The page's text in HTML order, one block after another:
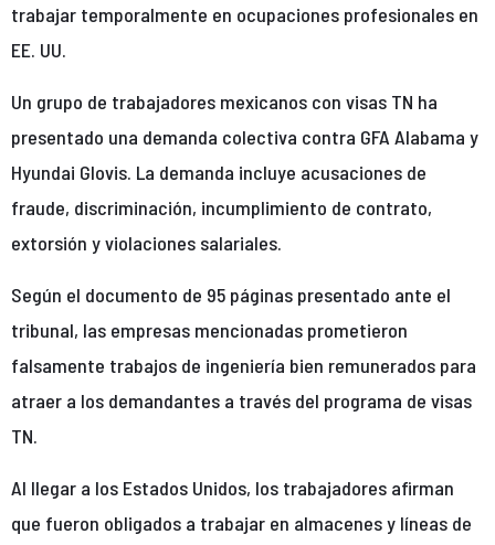
trabajar temporalmente en ocupaciones profesionales en
EE. UU.
Un grupo de trabajadores mexicanos con visas TN ha
presentado una demanda colectiva contra GFA Alabama y
Hyundai Glovis. La demanda incluye acusaciones de
fraude, discriminación, incumplimiento de contrato,
extorsión y violaciones salariales.
Según el documento de 95 páginas presentado ante el
tribunal, las empresas mencionadas prometieron
falsamente trabajos de ingeniería bien remunerados para
atraer a los demandantes a través del programa de visas
TN.
Al llegar a los Estados Unidos, los trabajadores afirman
que fueron obligados a trabajar en almacenes y líneas de